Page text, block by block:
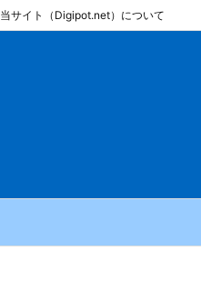
当サイト（Digipot.net）について